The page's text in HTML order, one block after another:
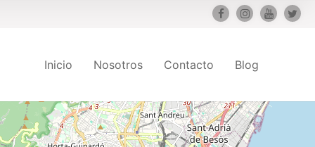
Inicio Nosotros Contacto Blog